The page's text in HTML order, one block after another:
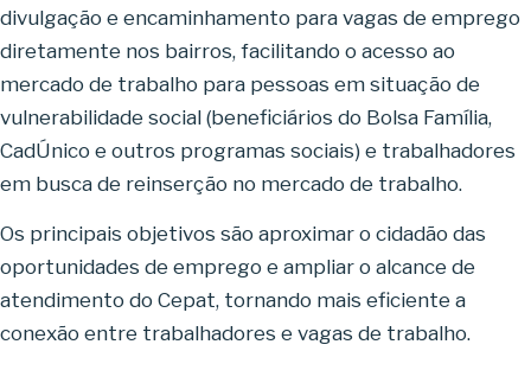
divulgação e encaminhamento para vagas de emprego
diretamente nos bairros, facilitando o acesso ao
mercado de trabalho para pessoas em situação de
vulnerabilidade social (beneficiários do Bolsa Família,
CadÚnico e outros programas sociais) e trabalhadores
em busca de reinserção no mercado de trabalho.
Os principais objetivos são aproximar o cidadão das
oportunidades de emprego e ampliar o alcance de
atendimento do Cepat, tornando mais eficiente a
conexão entre trabalhadores e vagas de trabalho.